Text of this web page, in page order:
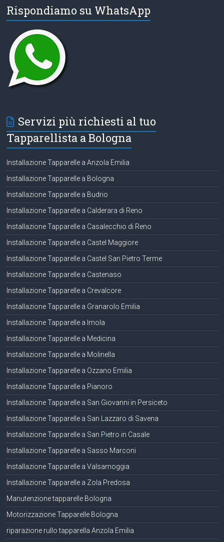
Rispondiamo su WhatsApp
Servizi più richiesti al tuo
Tapparellista a Bologna
Installazione Tapparelle a Anzola Emilia
Installazione Tapparelle a Bologna
Installazione Tapparelle a Budrio
Installazione Tapparelle a Calderara di Reno
Installazione Tapparelle a Casalecchio di Reno
Installazione Tapparelle a Castel Maggiore
Installazione Tapparelle a Castel San Pietro Terme
Installazione Tapparelle a Castenaso
Installazione Tapparelle a Crevalcore
Installazione Tapparelle a Granarolo Emilia
Installazione Tapparelle a Imola
Installazione Tapparelle a Medicina
Installazione Tapparelle a Molinella
Installazione Tapparelle a Ozzano Emilia
Installazione Tapparelle a Pianoro
Installazione Tapparelle a San Giovanni in Persiceto
Installazione Tapparelle a San Lazzaro di Savena
Installazione Tapparelle a San Pietro in Casale
Installazione Tapparelle a Sasso Marconi
Installazione Tapparelle a Valsamoggia
Installazione Tapparelle a Zola Predosa
Manutenzione tapparelle Bologna
Motorizzazione Tapparelle Bologna
riparazione rullo tapparella Anzola Emilia